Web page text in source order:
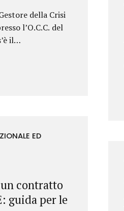
della Crisi
l’O.C.C. del
il
sempre più
dell’attività o
esposizioni
Per
l’ordinamento
specifici,
della crisi
ED
contratto
guida per le